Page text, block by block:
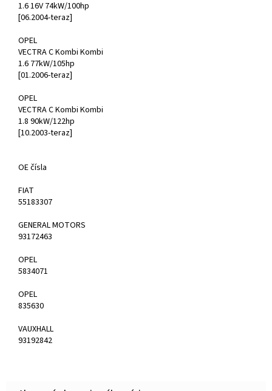
1.6 16V 74kW/100hp
[06.2004-teraz]
OPEL
VECTRA C Kombi Kombi
1.6 77kW/105hp
[01.2006-teraz]
OPEL
VECTRA C Kombi Kombi
1.8 90kW/122hp
[10.2003-teraz]
OE čísla
FIAT
55183307
GENERAL MOTORS
93172463
OPEL
5834071
OPEL
835630
VAUXHALL
93192842